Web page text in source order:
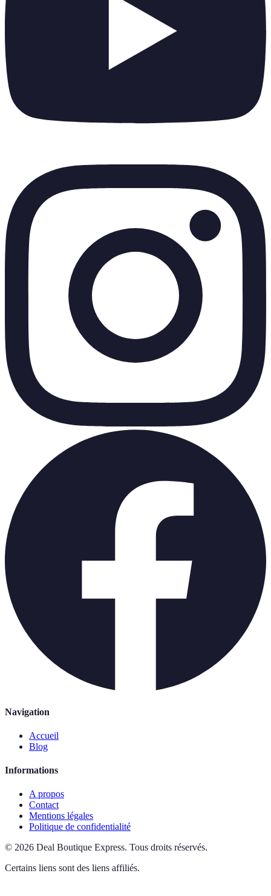
Navigation
Accueil
Blog
Informations
A propos
Contact
Mentions légales
Politique de confidentialité
© 2026 Deal Boutique Express. Tous droits réservés.
Certains liens sont des liens affiliés.